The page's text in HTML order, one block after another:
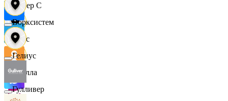
Интер С
Вайс
Ителла
Ворксистем
Гелиус
Гулливер